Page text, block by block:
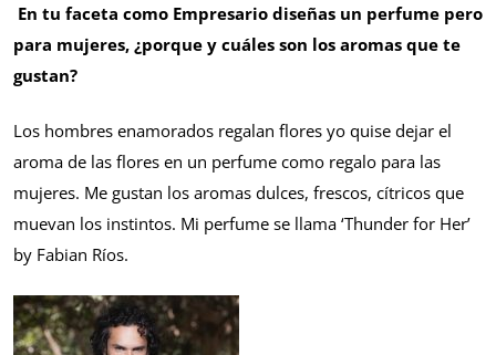
En tu faceta como Empresario diseñas un perfume pero
para mujeres, ¿porque y cuáles son los aromas que te
gustan?
Los hombres enamorados regalan flores yo quise dejar el
aroma de las flores en un perfume como regalo para las
mujeres. Me gustan los aromas dulces, frescos, cítricos que
muevan los instintos. Mi perfume se llama ‘Thunder for Her’
by Fabian Ríos.